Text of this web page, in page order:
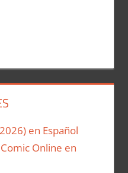
en Español
Online en